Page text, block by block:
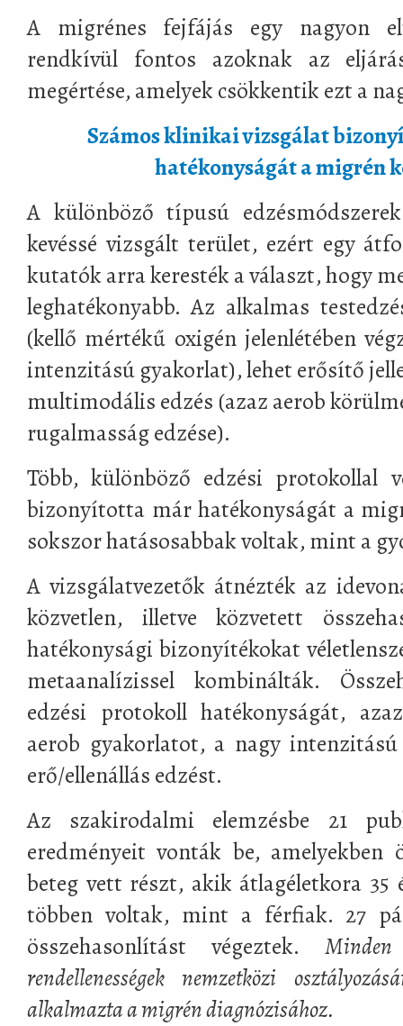
A migrénes fejfájás egy nagyon
rendkívül fontos azoknak az
megértése, amelyek csökkentik ezt a
Számos klinikai vizsgálat
hatékonyságát a migrén
A különböző típusú
kevéssé vizsgált terület, ezért egy
kutatók arra keresték a választ, hogy
leghatékonyabb. Az alkalmas
(kellő mértékű oxigén jelenlétében
intenzitású gyakorlat), lehet erősítő
multimodális edzés (azaz aerob
rugalmasság edzése).
Több, különböző edzési protokollal
bizonyította már hatékonyságát a
sokszor hatásosabbak voltak, mint a
A vizsgálatvezetők átnézték az
közvetlen, illetve közvetett
hatékonysági bizonyítékokat
metaanalízissel kombinálták.
edzési protokoll hatékonyságát,
aerob gyakorlatot, a nagy
erő/ellenállás edzést.
Az szakirodalmi elemzésbe 21
eredményeit vonták be, amelyekben
beteg vett részt, akik átlagéletkora 35
többen voltak, mint a férfiak. 27
összehasonlítást végeztek.
rendellenességek nemzetközi
alkalmazta a migrén diagnózisához.